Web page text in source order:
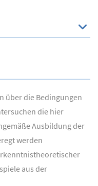
über die Bedingungen
die hier
Ausbildung der
werden
aus der